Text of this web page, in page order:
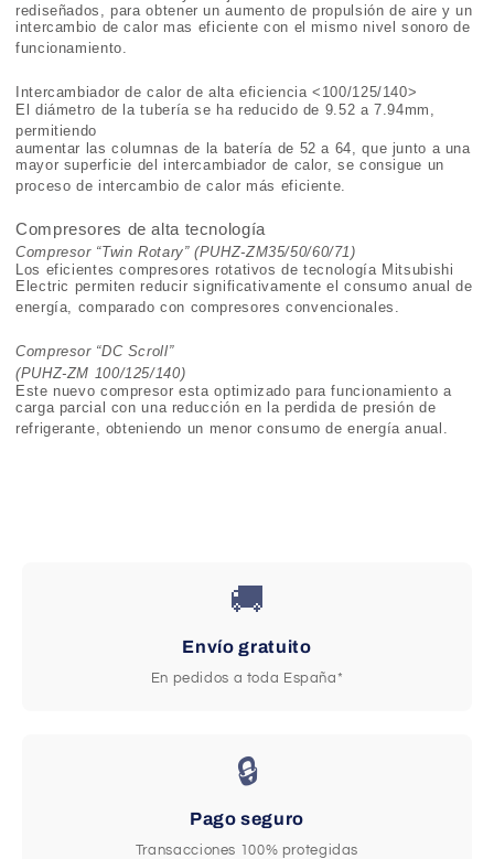
rediseñados, para obtener un aumento de propulsión de aire y un
intercambio de calor mas eficiente con el mismo nivel sonoro de
funcionamiento.
Intercambiador de calor de alta eficiencia <100/125/140>
El diámetro de la tubería se ha reducido de 9.52 a 7.94mm,
permitiendo
aumentar las columnas de la batería de 52 a 64, que junto a una
mayor superficie del intercambiador de calor, se consigue un
proceso de intercambio de calor más eficiente.
Compresores de alta tecnología
Compresor “Twin Rotary” (PUHZ-ZM35/50/60/71)
Los eficientes compresores rotativos de tecnología Mitsubishi
Electric permiten reducir significativamente el consumo anual de
energía, comparado con compresores convencionales.
Compresor “DC Scroll”
(PUHZ-ZM 100/125/140)
Este nuevo compresor esta optimizado para funcionamiento a
carga parcial con una reducción en la perdida de presión de
refrigerante, obteniendo un menor consumo de energía anual.
🚚
Envío gratuito
En pedidos a toda España*
🔒
Pago seguro
Transacciones 100% protegidas